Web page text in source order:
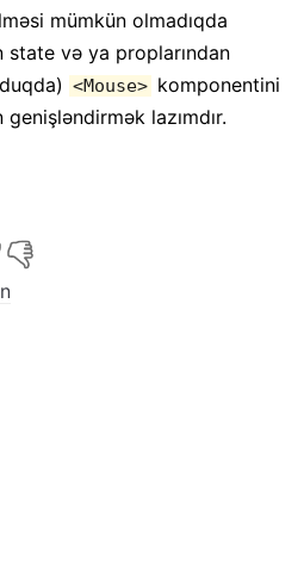
mümkün olmadıqda
state və ya proplarından
<Mouse> komponentini
genişləndirmək lazımdır.